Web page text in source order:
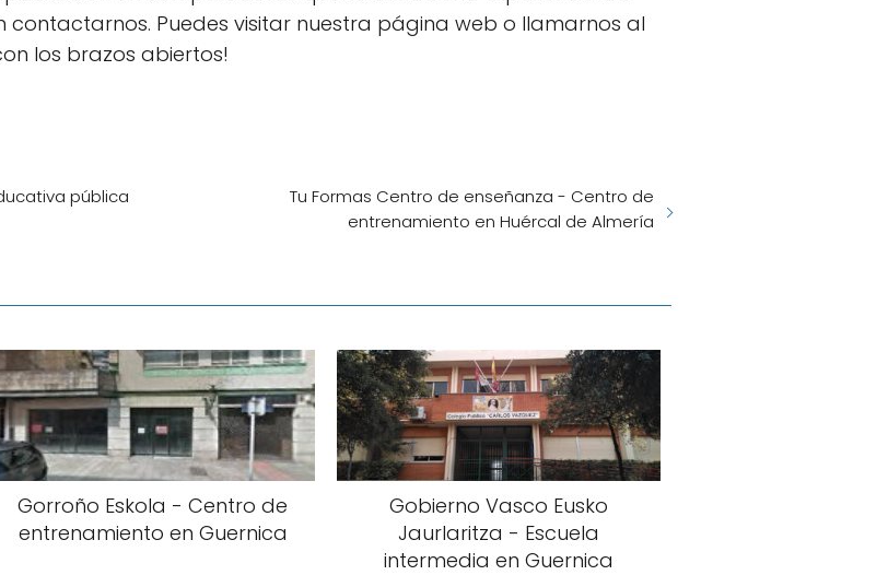
contactarnos. Puedes visitar nuestra página web o llamarnos al
los brazos abiertos!
pública
Tu Formas Centro de enseñanza - Centro de
entrenamiento en Huércal de Almería
Gorroño Eskola - Centro de
entrenamiento en Guernica
Gobierno Vasco Eusko
Jaurlaritza - Escuela
intermedia en Guernica